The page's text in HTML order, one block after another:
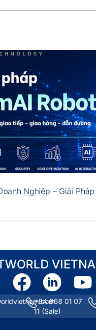
Nghiệp – Giải
+84 968 01 07
11 (Sale)